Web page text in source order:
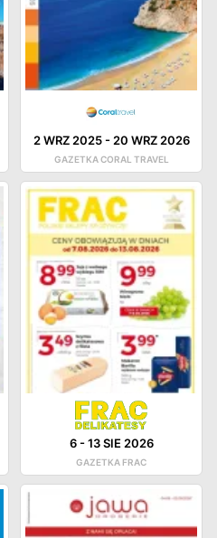
2 WRZ 2025- 20 WRZ 2026
GAZETKA CORAL TRAVEL
6-13 SIE 2026
GAZETKA FRAC